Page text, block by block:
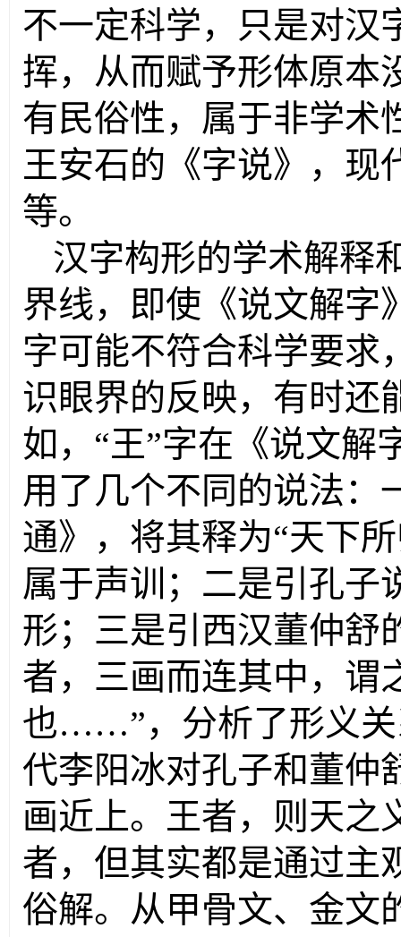
不一定科学，只是对汉
挥，从而赋予形体原本
有民俗性，属于非学术
王安石的《字说》，现
等。
汉字构形的学术解释
界线，即使《说文解字
字可能不符合科学要求
识眼界的反映，有时还
如，“王”字在《说文解
用了几个不同的说法：
通》，将其释为“天下
属于声训；二是引孔子
形；三是引西汉董仲舒
者，三画而连其中，谓
也……”，分析了形义关
代李阳冰对孔子和董仲
画近上。王者，则天之
者，但其实都是通过主
俗解。从甲骨文、金文